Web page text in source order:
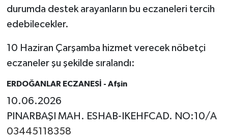
durumda destek arayanların bu eczaneleri tercih
edebilecekler.
10 Haziran Çarşamba hizmet verecek nöbetçi
eczaneler şu şekilde sıralandı:
ERDOĞANLAR ECZANESİ - Afşin
10.06.2026
PINARBAŞI MAH. ESHAB-IKEHFCAD. NO:10/A
03445118358